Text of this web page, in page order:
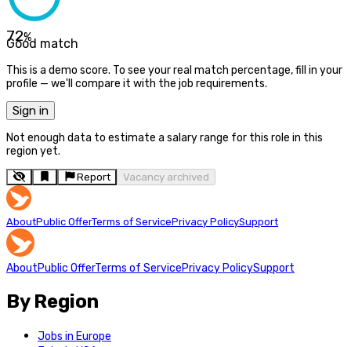
72%
Good match
This is a demo score. To see your real match percentage, fill in your
profile — we'll compare it with the job requirements.
Sign in
Not enough data to estimate a salary range for this role in this
region yet.
Report Vacancy archived
AboutPublic OfferTerms of ServicePrivacy PolicySupport
AboutPublic OfferTerms of ServicePrivacy PolicySupport
By Region
Jobs in Europe